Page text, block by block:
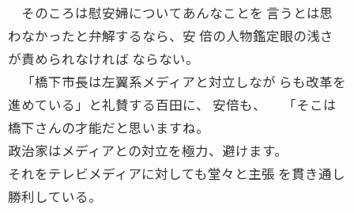
そのころは慰安婦についてあんなことを 言うとは思
わなかったと弁解するなら、安 倍の人物鑑定眼の浅さ
が責められなければ ならない。
「橋下市長は左翼系メディアと対立しなが らも改革を
進めている」と礼賛する百田に、 安倍も、 「そこは
橋下さんの才能だと思いますね。
政治家はメディアとの対立を極力、避けます。
それをテレビメディアに対しても堂々と主張 を貫き通し
勝利している。